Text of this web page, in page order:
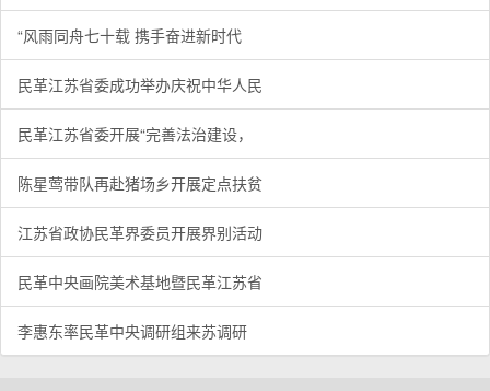
“风雨同舟七十载 携手奋进新时代
民革江苏省委成功举办庆祝中华人民
民革江苏省委开展“完善法治建设，
陈星莺带队再赴猪场乡开展定点扶贫
江苏省政协民革界委员开展界别活动
民革中央画院美术基地暨民革江苏省
李惠东率民革中央调研组来苏调研